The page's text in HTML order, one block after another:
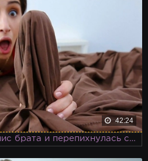
42:24
Отсосала стоячий пенис брата и перепихнулась с ним, соблазнившись на стояк